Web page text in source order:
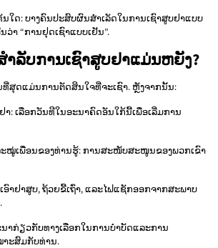
ໃດ: ບາງຄົນປະສົບຜົນສໍາເລັດໃນການເຊົາສູບຢາແບບ
າ “ການຢຸດເຊົາແບບເຢັນ”.
ລັບການເຊົາສູບຢາແມ່ນຫຍັງ?
ສຸດແມ່ນການຕັດສິນໃຈທີ່ຈະເຊົາ. ຫຼັງຈາກນັ້ນ:
າ: ເລືອກວັນທີໃນອະນາຄົດອັນໃກ້ນີ້ເພື່ອເລີ່ມການ
ໝູ່ເພື່ອນຂອງທ່ານຮູ້: ການສະໜັບສະໜູນຂອງພວກເຂົາ
ອົາຢາສູບ, ຖ້ວຍຂີ້ເຖົ່າ, ແລະໄຟແຊັກອອກຈາກສະພາບ
າກ່ຽວກັບທາງເລືອກໃນການບໍາບັດແລະການ
ະສົມກັບທ່ານ.